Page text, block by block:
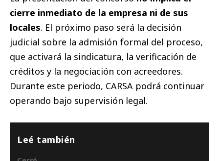
cierre inmediato de la empresa ni de sus
locales. El próximo paso será la decisión
judicial sobre la admisión formal del proceso,
que activará la sindicatura, la verificación de
créditos y la negociación con acreedores.
Durante este periodo, CARSA podrá continuar
operando bajo supervisión legal.
Leé también